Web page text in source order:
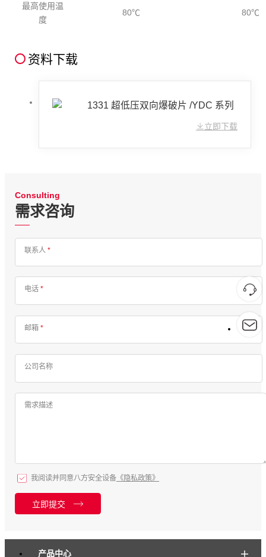
最高使用温
度
80℃ 80℃
资料下载
1331 超低压双向爆破片 /YDC 系列
立即下载
Consulting
需求咨询
联系人 *
电话 *
邮箱 *
公司名称
需求描述
我阅读并同意八方安全设备 《隐私政策》
立即提交
产品中心